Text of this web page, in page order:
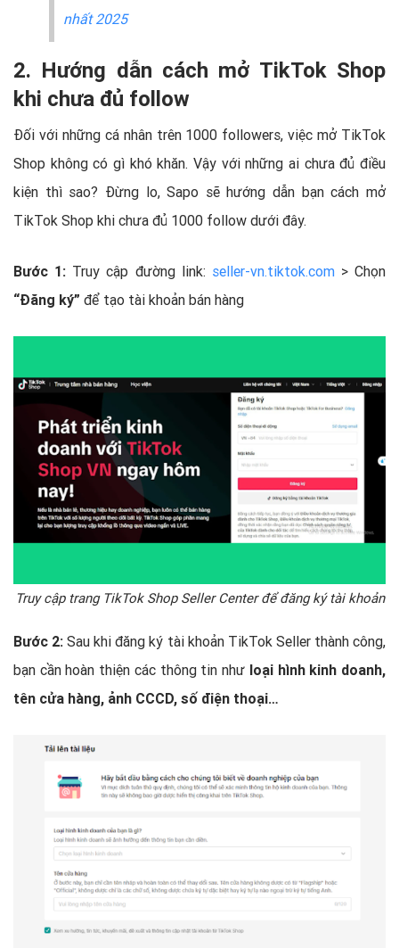
nhất 2025
2. Hướng dẫn cách mở TikTok Shop
khi chưa đủ follow
Đối với những cá nhân trên 1000 followers, việc mở TikTok
Shop không có gì khó khăn. Vậy với những ai chưa đủ điều
kiện thì sao? Đừng lo, Sapo sẽ hướng dẫn bạn cách mở
TikTok Shop khi chưa đủ 1000 follow dưới đây.
Bước 1: Truy cập đường link: seller-vn.tiktok.com> Chọn
“Đăng ký” để tạo tài khoản bán hàng
Truy cập trang TikTok Shop Seller Center để đăng ký tài khoản
Bước 2: Sau khi đăng ký tài khoản TikTok Seller thành công,
bạn cần hoàn thiện các thông tin như loại hình kinh doanh,
tên cửa hàng, ảnh CCCD, số điện thoại…